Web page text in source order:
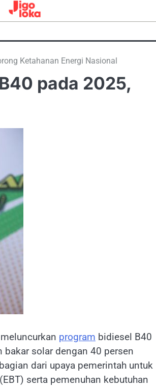
Ketahanan Energi Nasional
pada 2025,
meluncurkan program bidiesel B40
solar dengan 40 persen
dari upaya pemerintah untuk
serta pemenuhan kebutuhan